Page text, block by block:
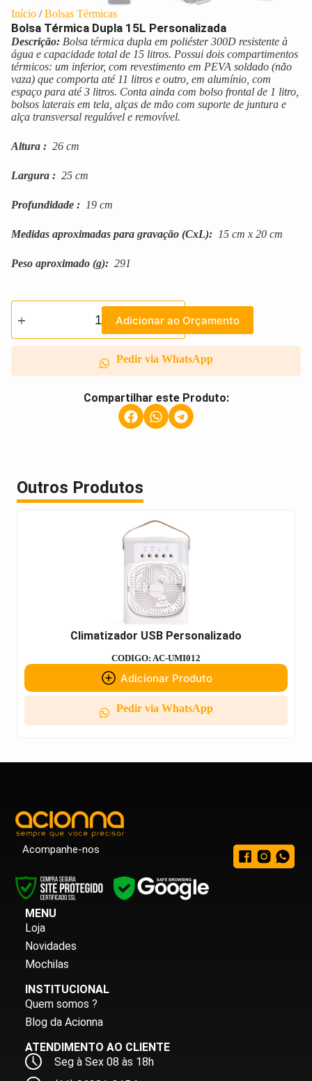
Início /Bolsas Térmicas
Bolsa Térmica Dupla 15L Personalizada
Descrição: Bolsa térmica dupla em poliéster 300D resistente à
água e capacidade total de 15 litros. Possui dois compartimentos
térmicos: um inferior, com revestimento em PEVA soldado (não
vaza) que comporta até 11 litros e outro, em alumínio, com
espaço para até 3 litros. Conta ainda com bolso frontal de 1 litro,
bolsos laterais em tela, alças de mão com suporte de juntura e
alça transversal regulável e removível.
Altura : 26 cm
Largura : 25 cm
Profundidade : 19 cm
Medidas aproximadas para gravação (CxL): 15 cm x 20 cm
Peso aproximado (g): 291
Adicionar ao Orçamento
Pedir via WhatsApp
Compartilhar este Produto:
Outros Produtos
Climatizador USB Personalizado
CODIGO: AC-UMI012
Adicionar Produto
Pedir via WhatsApp
Acompanhe-nos
MENU
Loja
Novidades
Mochilas
INSTITUCIONAL
Quem somos ?
Blog da Acionna
ATENDIMENTO AO CLIENTE
Seg à Sex 08 às 18h